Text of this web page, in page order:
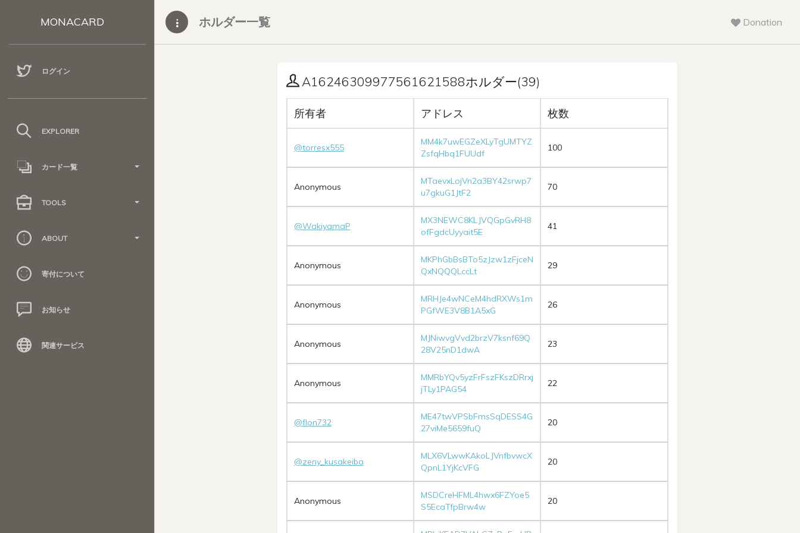
MONACARD
ログイン
EXPLORER
カード一覧
TOOLS
ABOUT
寄付について
お知らせ
関連サービス
ホルダー一覧 Donation
A16246309977561621588ホルダー(39)
所有者 アドレス 枚数
@torresx555
MM4k7uwEGZeXLyTgUMTYZ
ZsfqHbq1FUUdf
100
Anonymous
MTaevxLojVn2a3BY42srwp7
u7gkuG1JtF2
70
@WakiyamaP
MX3NEWC8KLJVQGpGvRH8
ofFgdcUyyait5E
41
Anonymous
MKPhGbBsBTo5zJzw1zFjceN
QxNQQQLccLt
29
Anonymous
MRHJe4wNCeM4hdRXWs1m
PGfWE3V8B1A5xG
26
Anonymous
MJNiwvgVvd2brzV7ksnf69Q
28V25nD1dwA
23
Anonymous
MMRbYQv5yzFrFszFKszDRrxj
jTLy1PAG54
22
@flon732
ME47twVPSbFmsSqDESS4G
27viMe5659fuQ
20
@zeny_kusakeiba
MLX6VLwwKAkoLJVnfbvwcX
QpnL1YjKcVFG
20
Anonymous
MSDCreHFML4hwx6FZYoe5
S5EcaTfpBrw4w
20